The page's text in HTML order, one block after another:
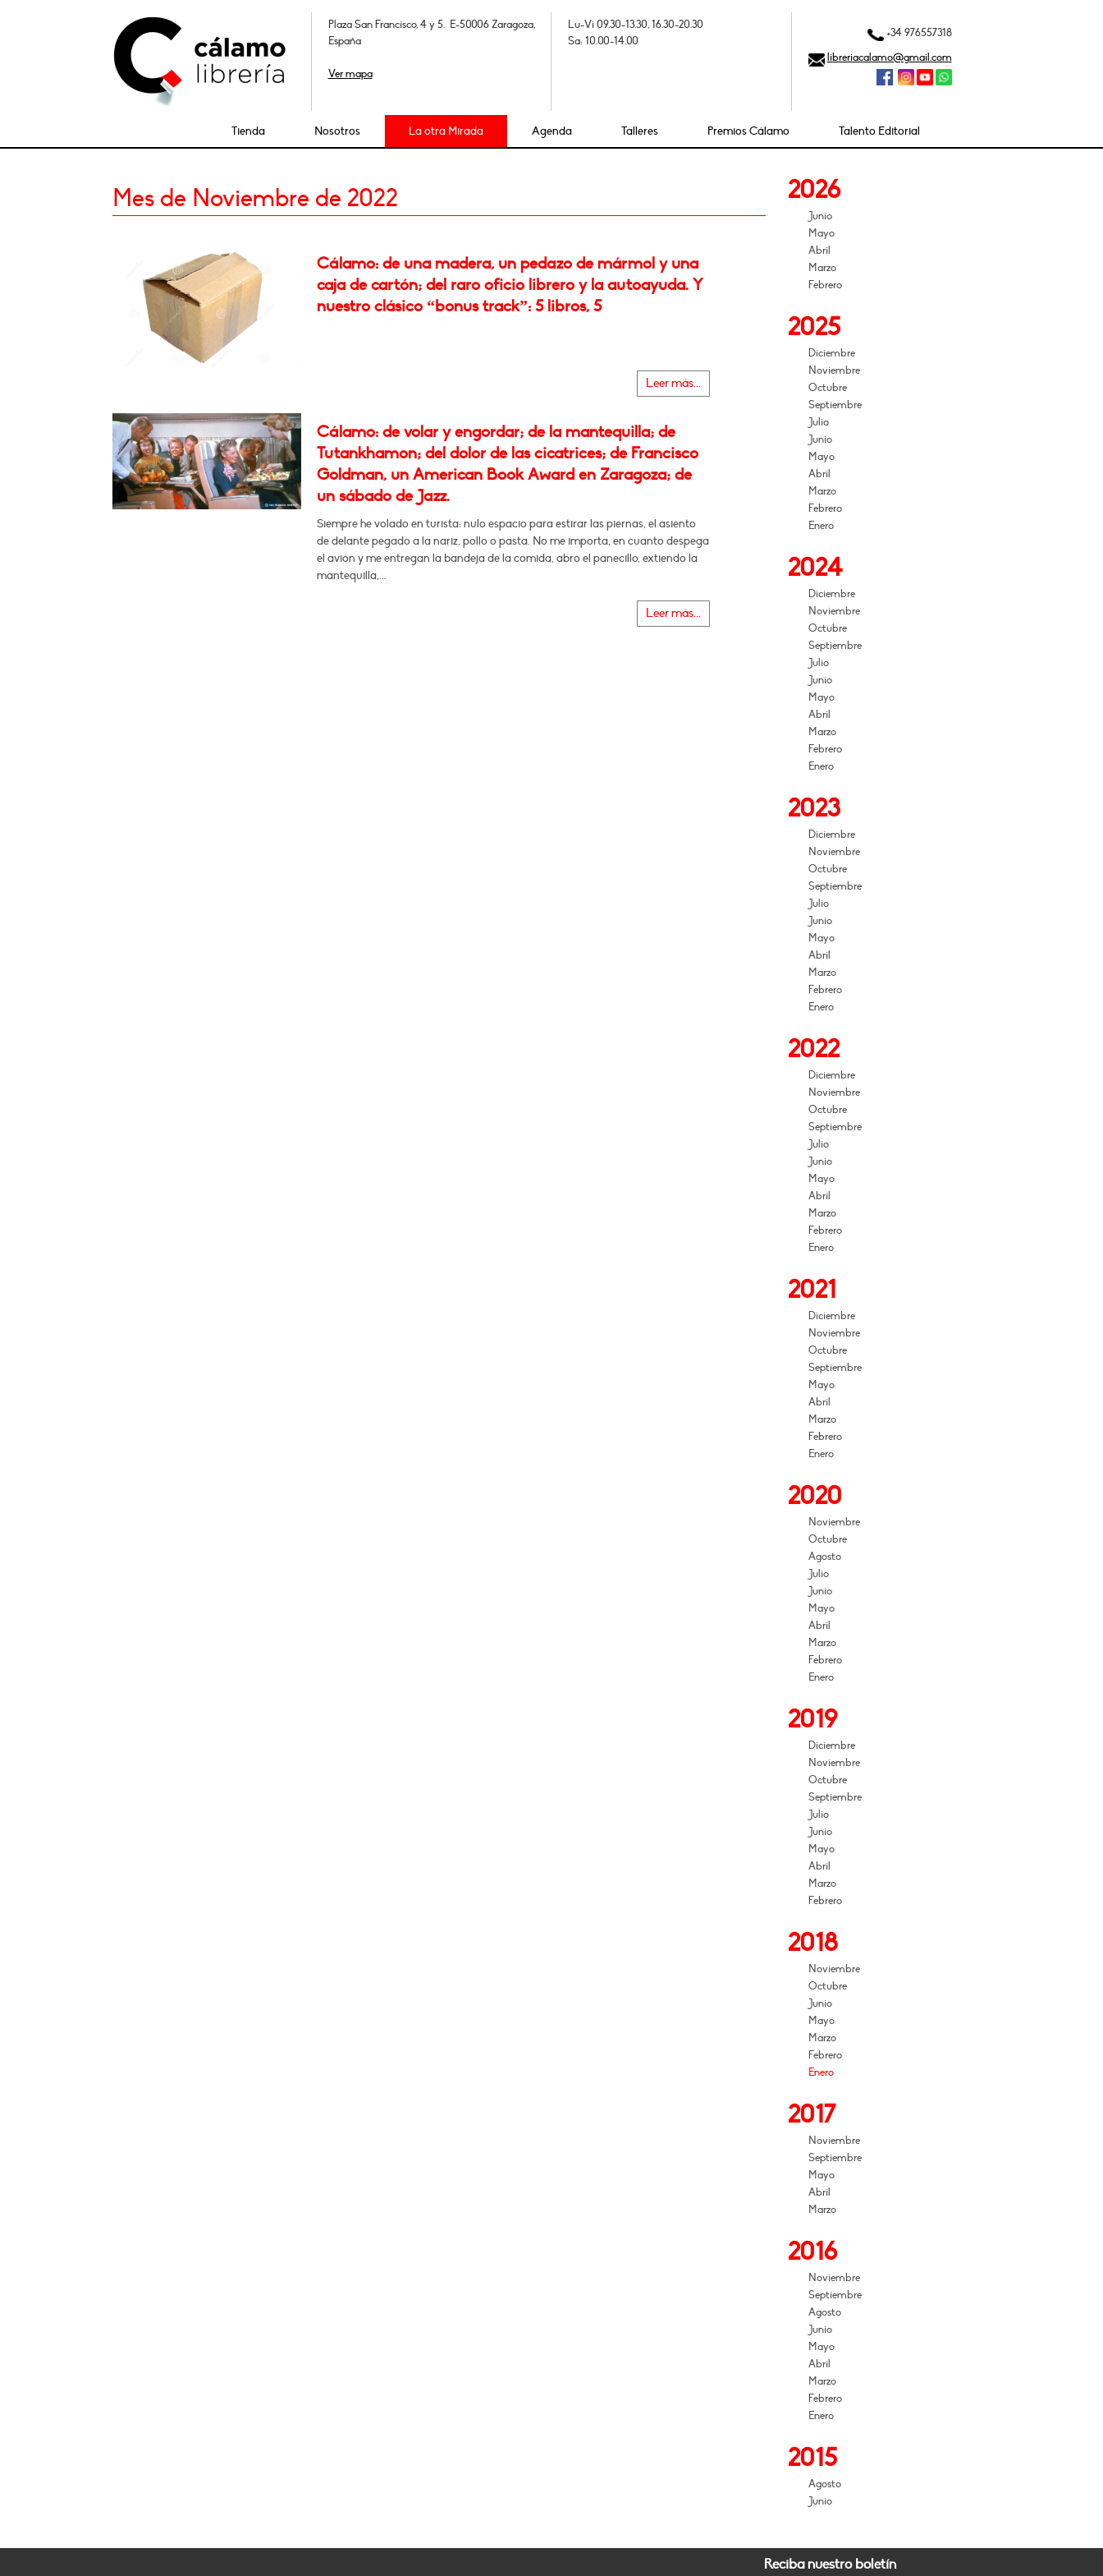
Plaza San Francisco, 4 y 5. E-50006 Zaragoza,
España
Ver mapa
Lu-Vi 09.30-13.30, 16.30-20.30
Sa: 10.00-14.00
+34 976557318
libreriacalamo@gmail.com
Tienda Nosotros La otra Mirada Agenda Talleres Premios Cálamo Talento Editorial
Mes de Noviembre de 2022
Cálamo: de una madera, un pedazo de mármol y una
caja de cartón; del raro oficio librero y la autoayuda. Y
nuestro clásico “bonus track”: 5 libros, 5
Leer más...
Cálamo: de volar y engordar; de la mantequilla; de
Tutankhamon; del dolor de las cicatrices; de Francisco
Goldman, un American Book Award en Zaragoza; de
un sábado de Jazz.
Siempre he volado en turista: nulo espacio para estirar las piernas, el asiento
de delante pegado a la nariz, pollo o pasta. No me importa, en cuanto despega
el avión y me entregan la bandeja de la comida, abro el panecillo, extiendo la
mantequilla,...
Leer más...
2026
Junio
Mayo
Abril
Marzo
Febrero
2025
Diciembre
Noviembre
Octubre
Septiembre
Julio
Junio
Mayo
Abril
Marzo
Febrero
Enero
2024
Diciembre
Noviembre
Octubre
Septiembre
Julio
Junio
Mayo
Abril
Marzo
Febrero
Enero
2023
Diciembre
Noviembre
Octubre
Septiembre
Julio
Junio
Mayo
Abril
Marzo
Febrero
Enero
2022
Diciembre
Noviembre
Octubre
Septiembre
Julio
Junio
Mayo
Abril
Marzo
Febrero
Enero
2021
Diciembre
Noviembre
Octubre
Septiembre
Mayo
Abril
Marzo
Febrero
Enero
2020
Noviembre
Octubre
Agosto
Julio
Junio
Mayo
Abril
Marzo
Febrero
Enero
2019
Diciembre
Noviembre
Octubre
Septiembre
Julio
Junio
Mayo
Abril
Marzo
Febrero
2018
Noviembre
Octubre
Junio
Mayo
Marzo
Febrero
Enero
2017
Noviembre
Septiembre
Mayo
Abril
Marzo
2016
Noviembre
Septiembre
Agosto
Junio
Mayo
Abril
Marzo
Febrero
Enero
2015
Agosto
Junio
Reciba nuestro boletín